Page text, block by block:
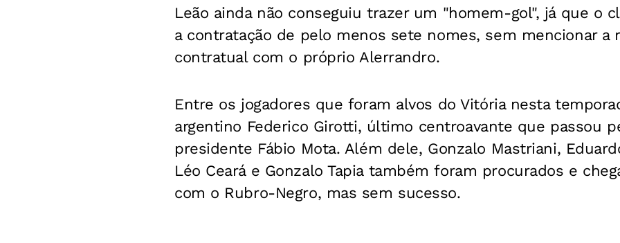
Leão ainda não conseguiu trazer um "homem-gol", já que o
a contratação de pelo menos sete nomes, sem mencionar a
contratual com o próprio Alerrandro.
Entre os jogadores que foram alvos do Vitória nesta
argentino Federico Girotti, último centroavante que passou
presidente Fábio Mota. Além dele, Gonzalo Mastriani,
Léo Ceará e Gonzalo Tapia também foram procurados e
com o Rubro-Negro, mas sem sucesso.